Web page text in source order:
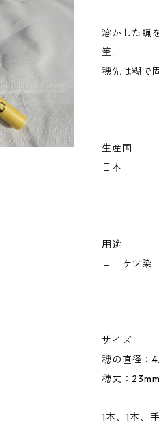
溶かした蝋
筆。
穂先は糊で
生産国
日本
用途
ローケツ染
サイズ
穂の直径：
穂丈：23mm
1本、1本、